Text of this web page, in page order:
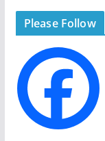
r
e
s
Please Follow